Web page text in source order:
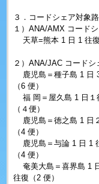
３．コードシェア対象
１）ANA/AMX コード
天草=熊本 1 日 1 往復
２）ANA/JAC コードシ
鹿児島＝種子島 1 日
（6 便）
福 岡＝屋久島 1 日１
（４便）
鹿児島＝徳之島 1 日
（4 便）
鹿児島＝与論 1 日 1
（4 便）
奄美大島＝喜界島 1
往復（2 便）